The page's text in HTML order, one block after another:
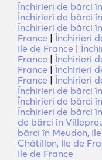
Închirieri de bărci
Închirieri de bărci
Închirieri de bărci
France | Închirieri
Ile de France |
France | Închirieri
France | Închirieri
France | Închirieri
Închirieri de bărci
Închirieri de bărci
Închirieri de bărci
de bărci în
bărci în Meudon,
Châtillon, Ile de
Ile de France